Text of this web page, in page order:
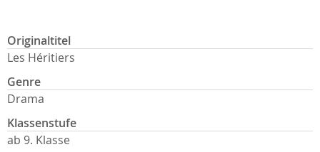
Originaltitel
Les Héritiers
Genre
Drama
Klassenstufe
ab 9. Klasse